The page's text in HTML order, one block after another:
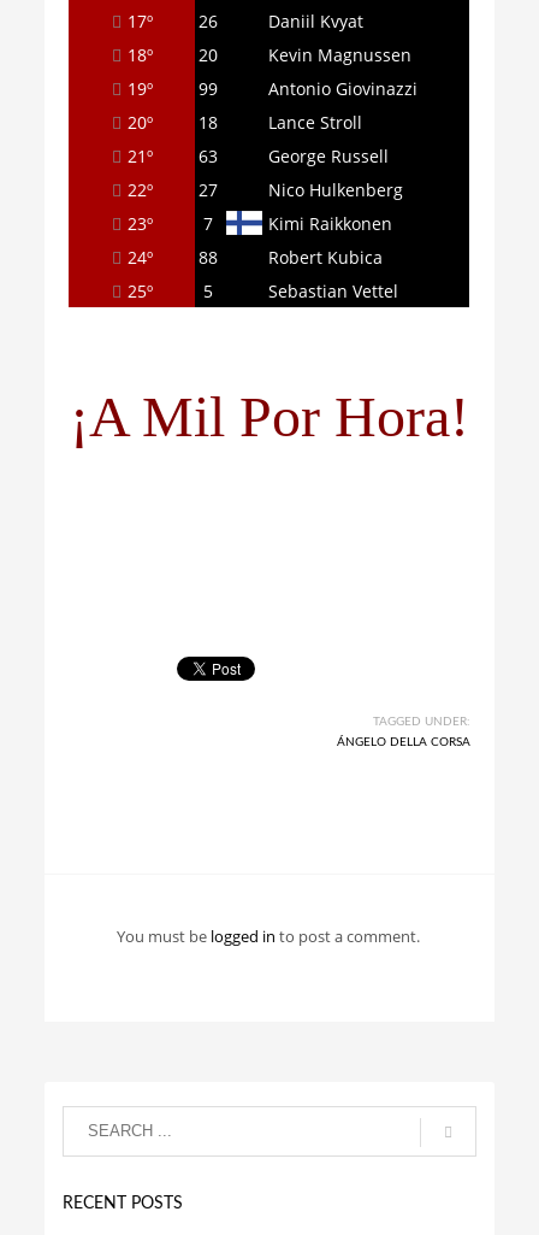
17º
26
Daniil Kvyat
18º
20
Kevin Magnussen
19º
99
Antonio Giovinazzi
20º
18
Lance Stroll
21º
63
George Russell
22º
27
Nico Hulkenberg
23º
7
Kimi Raikkonen
24º
88
Robert Kubica
25º
5 Sebastian Vettel
¡A Mil Por Hora!
TAGGED UNDER:
ÁNGELO DELLA CORSA
You must be logged into post a comment.
RECENT POSTS